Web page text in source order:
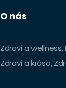
O nás
Zdraví a
Zdraví a krása,